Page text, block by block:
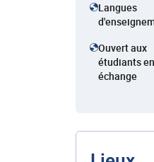
Langues
Ouvert aux
étudiants en
échange